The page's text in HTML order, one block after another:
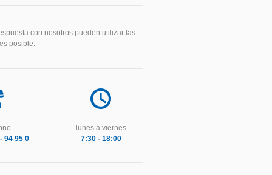
con nosotros pueden utilizar las
posible.
94 95 0
lunes a viernes
7:30 - 18:00